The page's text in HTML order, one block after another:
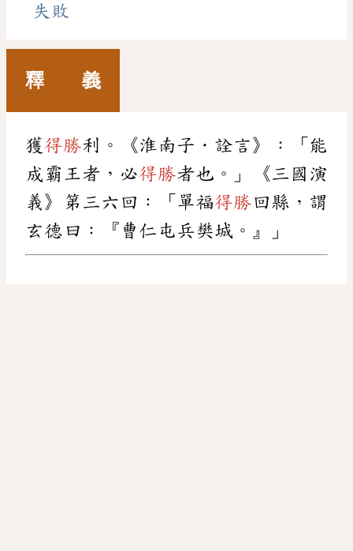
失敗
釋 義
獲得勝利。《淮南子．詮言》：「能
成霸王者，必得勝者也。」《三國演
義》第三六回：「單福得勝回縣，謂
玄德曰：『曹仁屯兵樊城。』」